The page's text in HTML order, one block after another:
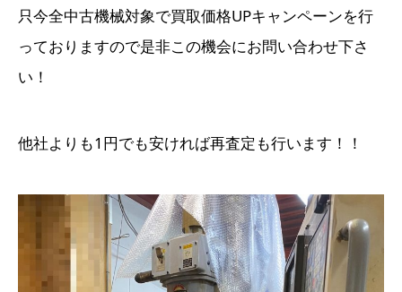
只今全中古機械対象で買取価格UPキャンペーンを行
っておりますので是非この機会にお問い合わせ下さ
い！
他社よりも1円でも安ければ再査定も行います！！